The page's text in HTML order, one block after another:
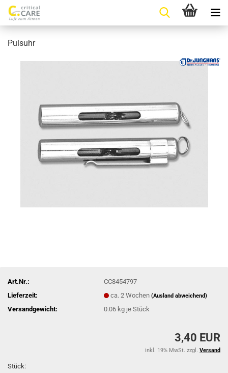
Pulsuhr
Art.Nr.:
CC8454797
Lieferzeit:
ca. 2 Wochen(Ausland abweichend)
Versandgewicht: 0.06 kg je Stück
3,40 EUR
inkl. 19% MwSt. zzgl. Versand
Stück: